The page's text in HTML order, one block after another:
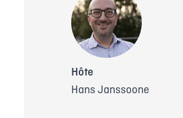
Hôte
Hans Janssoone